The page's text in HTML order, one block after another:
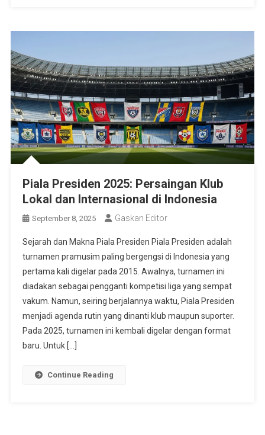
Piala Presiden 2025: Persaingan Klub
Lokal dan Internasional di Indonesia
September 8, 2025 Gaskan Editor
Sejarah dan Makna Piala Presiden Piala Presiden adalah
turnamen pramusim paling bergengsi di Indonesia yang
pertama kali digelar pada 2015. Awalnya, turnamen ini
diadakan sebagai pengganti kompetisi liga yang sempat
vakum. Namun, seiring berjalannya waktu, Piala Presiden
menjadi agenda rutin yang dinanti klub maupun suporter.
Pada 2025, turnamen ini kembali digelar dengan format
baru. Untuk […]
Continue Reading